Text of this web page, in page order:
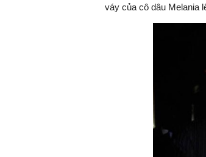
váy của cô dâu Melania